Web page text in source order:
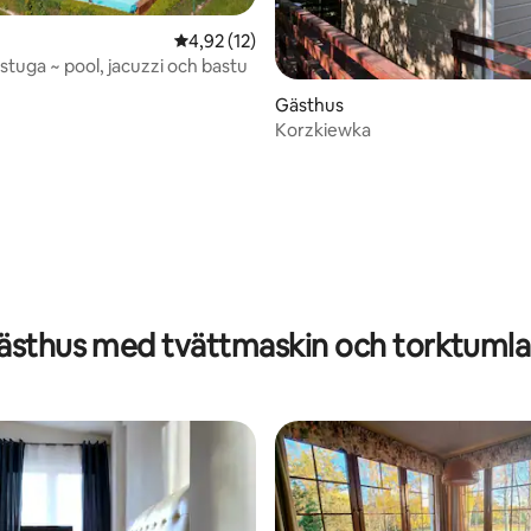
betyg, 4 omdömen
4,92 av 5 i genomsnittligt betyg, 12
4,92 (12)
~ pool, jacuzzi och bastu
Gästhus
Korzkiewka
med tvättmaskin och